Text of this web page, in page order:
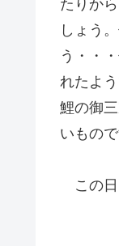
たりか
しょう
う・・
れたよ
鯉の御
いもので
この